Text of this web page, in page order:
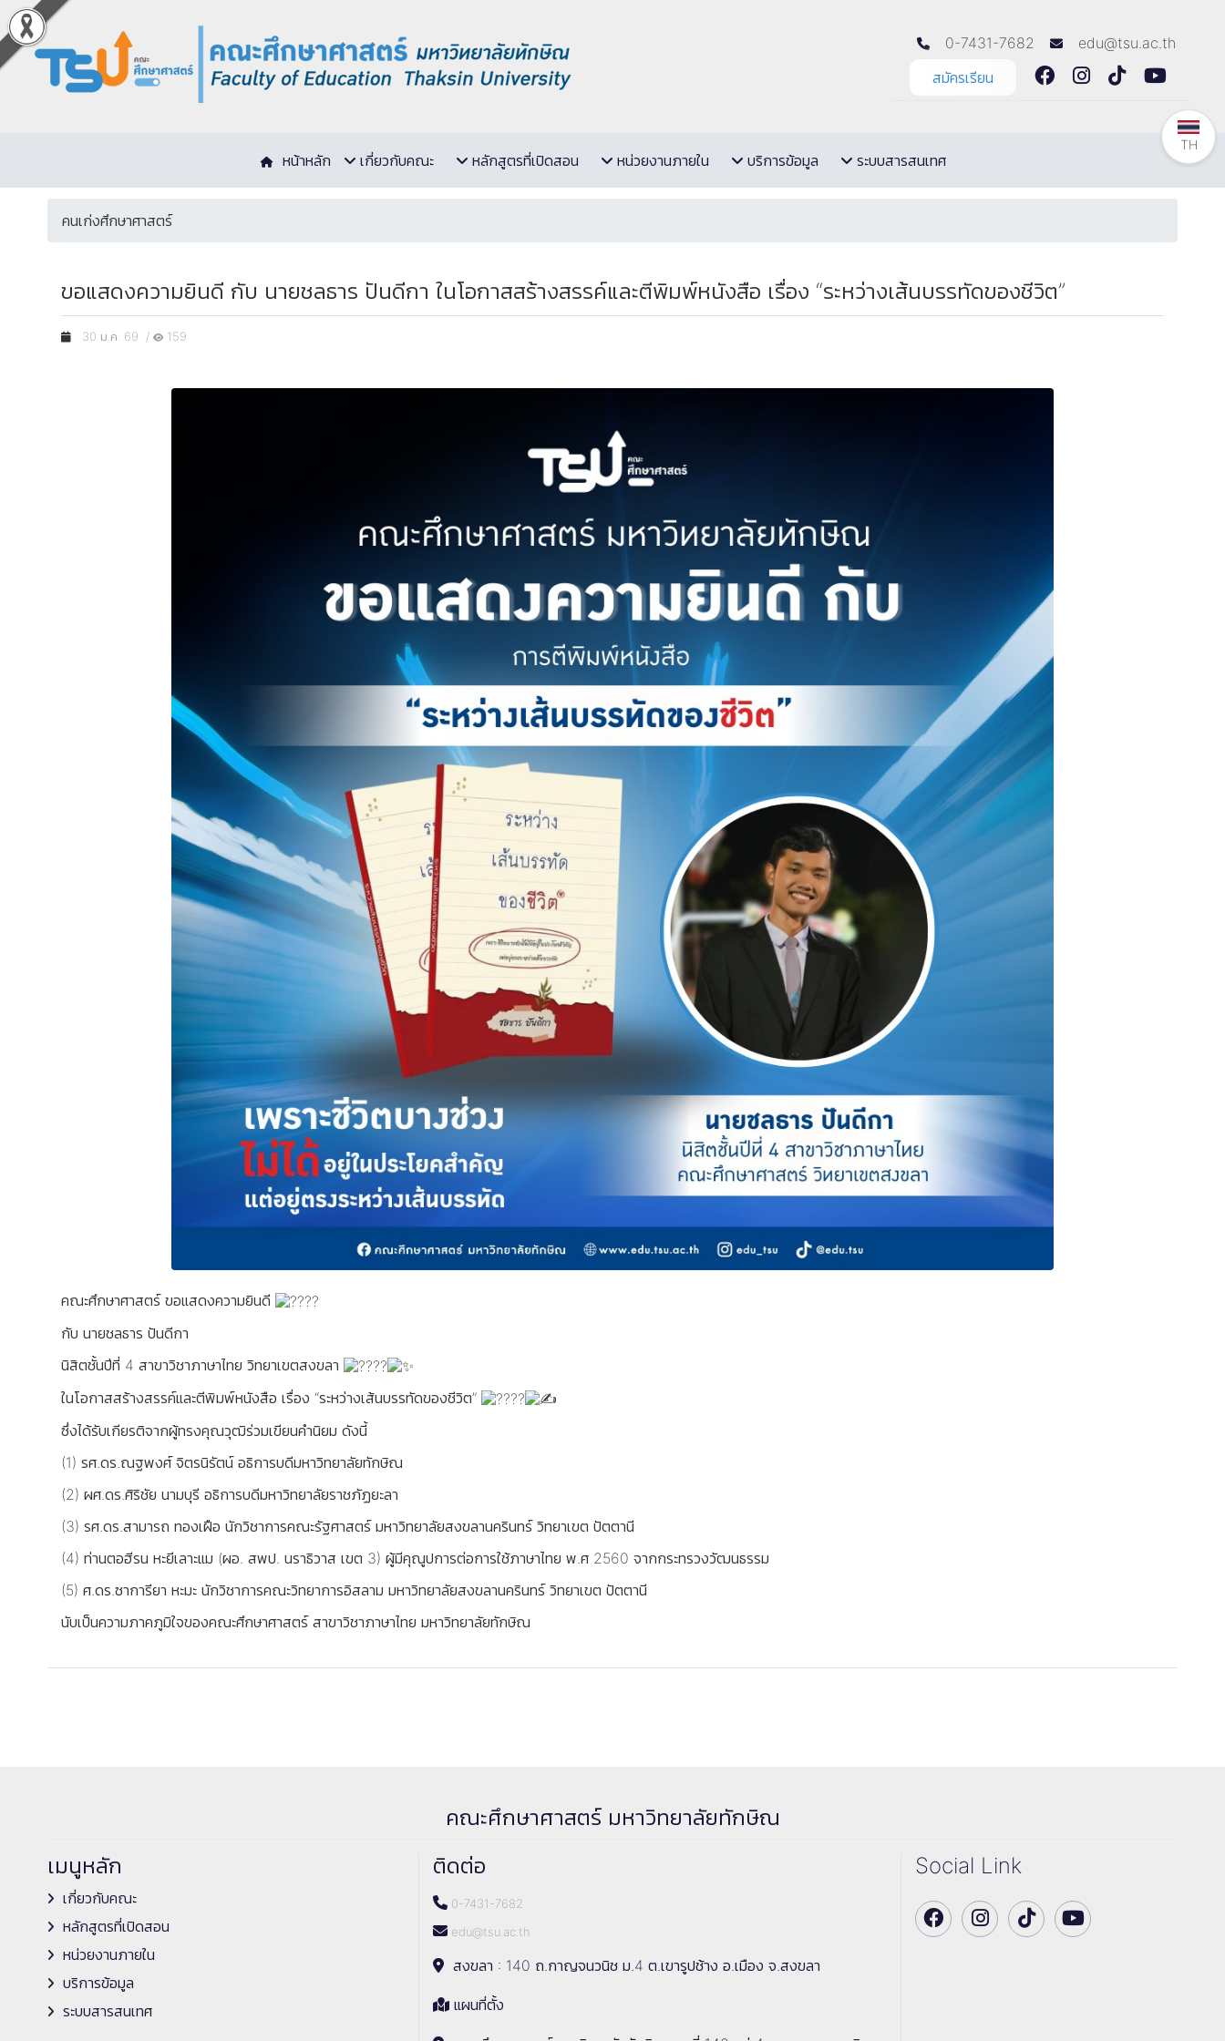
0-7431-7682
edu@tsu.ac.th
สมัครเรียน
หน้าหลัก เกี่ยวกับคณะ หลักสูตรที่เปิดสอน หน่วยงานภายใน บริการข้อมูล ระบบสารสนเทศ
คนเก่งศึกษาศาสตร์
ขอแสดงความยินดี กับ นายชลธาร ปันดีกา ในโอกาสสร้างสรรค์และตีพิมพ์หนังสือ เรื่อง “ระหว่างเส้นบรรทัดของชีวิต”
30 ม.ค. 69 / 159
คณะศึกษาศาสตร์ ขอแสดงความยินดี
กับ นายชลธาร ปันดีกา
นิสิตชั้นปีที่ 4 สาขาวิชาภาษาไทย วิทยาเขตสงขลา
ในโอกาสสร้างสรรค์และตีพิมพ์หนังสือ เรื่อง “ระหว่างเส้นบรรทัดของชีวิต”
ซึ่งได้รับเกียรติจากผู้ทรงคุณวุฒิร่วมเขียนคำนิยม ดังนี้
(1) รศ.ดร.ณฐพงศ์ จิตรนิรัตน์ อธิการบดีมหาวิทยาลัยทักษิณ
(2) ผศ.ดร.ศิริชัย นามบุรี อธิการบดีมหาวิทยาลัยราชภัฏยะลา
(3) รศ.ดร.สามารถ ทองเฝือ นักวิชาการคณะรัฐศาสตร์ มหาวิทยาลัยสงขลานครินทร์ วิทยาเขต ปัตตานี
(4) ท่านตอฮีรน หะยีเลาะแม (ผอ. สพป. นราธิวาส เขต 3) ผู้มีคุณูปการต่อการใช้ภาษาไทย พ.ศ 2560 จากกระทรวงวัฒนธรรม
(5) ศ.ดร.ซาการียา หะมะ นักวิชาการคณะวิทยาการอิสลาม มหาวิทยาลัยสงขลานครินทร์ วิทยาเขต ปัตตานี
นับเป็นความภาคภูมิใจของคณะศึกษาศาสตร์ สาขาวิชาภาษาไทย มหาวิทยาลัยทักษิณ
คณะศึกษาศาสตร์ มหาวิทยาลัยทักษิณ
เมนูหลัก
เกี่ยวกับคณะ
หลักสูตรที่เปิดสอน
หน่วยงานภายใน
บริการข้อมูล
ระบบสารสนเทศ
ติดต่อ
0-7431-7682
edu@tsu.ac.th
สงขลา : 140 ถ.กาญจนวนิช ม.4 ต.เขารูปช้าง อ.เมือง จ.สงขลา
แผนที่ตั้ง
Social Link
TH